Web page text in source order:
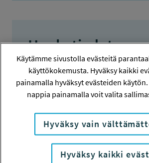
Hanketiedot
HANKENUMERO
114211
Maija-Leena Merivirta
TOTEUTTAJA
Maija-Leena Merivirta
Käytämme sivustolla evästeitä
käyttökokemusta. Hyväksy kaikki
painamalla hyväksyt evästeiden
nappia painamalla voit valita
Hyväksy vain
Hyväksy kaikki